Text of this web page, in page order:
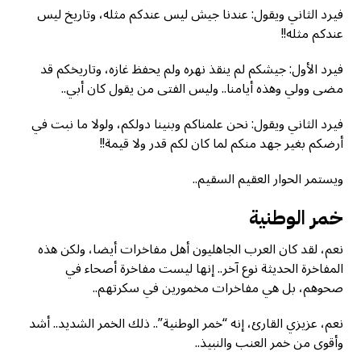
فيرد الثاني ويقول: عندنا جيش ليس عندكم مثله، وتاريخ ليس
عندكم مثله!!
فيرد الأول: جيشكم لم ينقذ نهره ولم يحفظ غازه، وتاريخكم قد
مضى وولي وهذه أيامنا.. وليس الفتى من يقول كان أبي..
فيرد الثاني ويقول: نحن علمناكم وبنينا دولكم، ولولا ما نبت في
أرضكم بغير جهد منكم لما كان لكم قدر ولا قيمة!!
ويستمر الحوار العقيم السقيم..
خمر الوطنية
نعم، لقد كان العرب الجاهليون أهل مفاخرات أيضا، ولكن هذه
المفاخرة الحديثة نوع آخر.. إنها ليست مفاخرة أصحاء في
صحوهم، بل هي مفاخرات مخمورين في سكرتهم..
نعم، عزيزي القارئ، إنه “خمر الوطنية”.. ذلك الخمر الشديد.. أشد
وأقوى من خمر العنب والنبيذ..